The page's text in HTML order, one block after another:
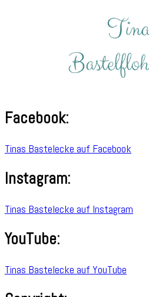
Facebook:
Tinas Bastelecke auf Facebook
Instagram:
Tinas Bastelecke auf Instagram
YouTube:
Tinas Bastelecke auf YouTube